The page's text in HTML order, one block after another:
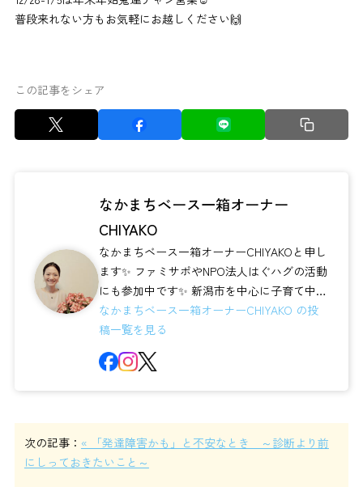
普段来れない方もお気軽にお越しください🙌
この記事をシェア
なかまちベース一箱オーナー
CHIYAKO
なかまちベース一箱オーナーCHIYAKOと申し
ます✨ ファミサポやNPO法人はぐハグの活動
にも参加中です✨ 新潟市を中心に子育て中の
皆さんに活用いただけ...
なかまちベース一箱オーナーCHIYAKO の投
稿一覧を見る
次の記事： « 「発達障害かも」と不安なとき ～診断より前
にしっておきたいこと～